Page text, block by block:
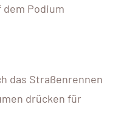
Podium
das Straßenrennen
drücken für